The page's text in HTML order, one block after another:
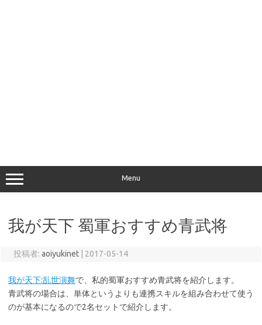
Menu
我が天下 蜀軍おすすめ青武将
投稿者: aoiyukinet 2017-05-14
我が天下:乱世演舞で、私的蜀軍おすすめ青武将を紹介します。
青武将の場合は、単体というよりも連携スキルを組み合わせて使う
のが基本になるので2名セットで紹介します。